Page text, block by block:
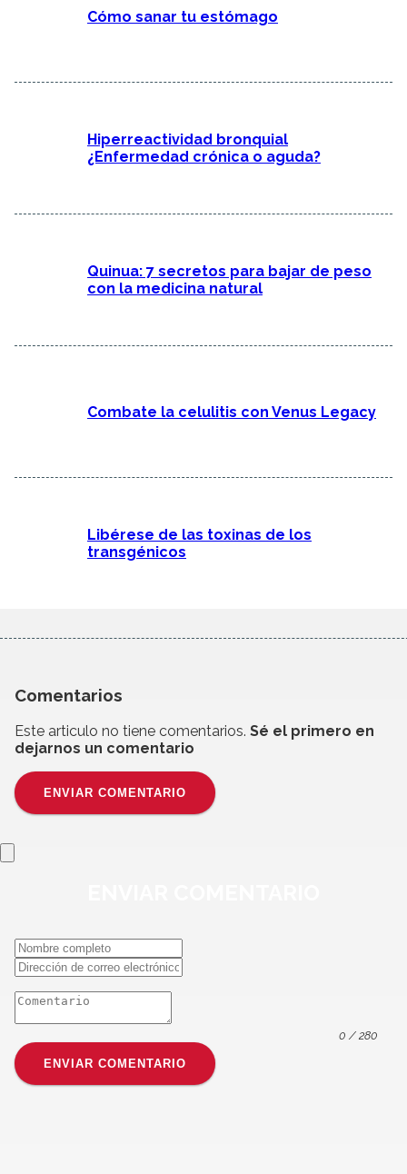
Cómo sanar tu estómago
Hiperreactividad bronquial
¿Enfermedad crónica o aguda?
Quinua: 7 secretos para bajar de peso
con la medicina natural
Combate la celulitis con Venus Legacy
Libérese de las toxinas de los
transgénicos
Comentarios
Este articulo no tiene comentarios. Sé el primero en
dejarnos un comentario
ENVIAR COMENTARIO
0 / 280
ENVIAR COMENTARIO